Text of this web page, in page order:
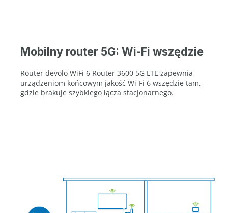
Mobilny router 5G: Wi-Fi wszędzie
Router devolo WiFi 6 Router 3600 5G LTE zapewnia
urządzeniom końcowym jakość Wi-Fi 6 wszędzie tam,
gdzie brakuje szybkiego łącza stacjonarnego.